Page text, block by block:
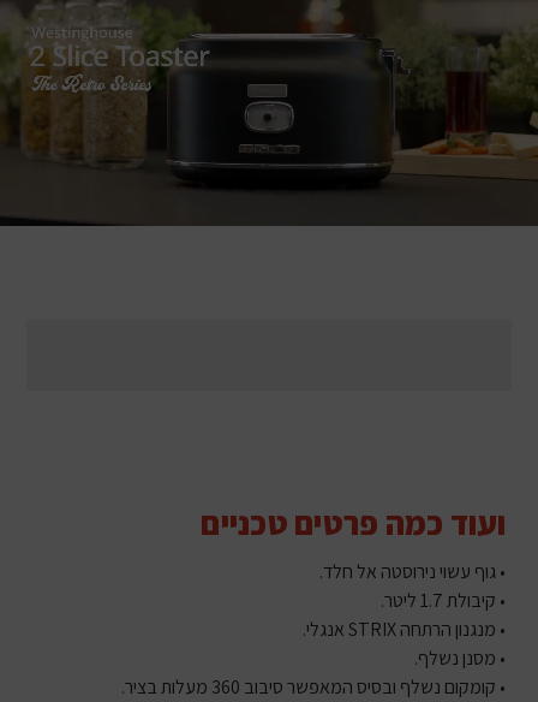
ועוד כמה פרטים טכניים
• גוף עשוי נירוסטה אל חלד.
• קיבולת 1.7 ליטר.
• מנגנון הרתחה STRIX אנגלי.
• מסנן נשלף.
• קומקום נשלף ובסיס המאפשר סיבוב 360 מעלות בציר.